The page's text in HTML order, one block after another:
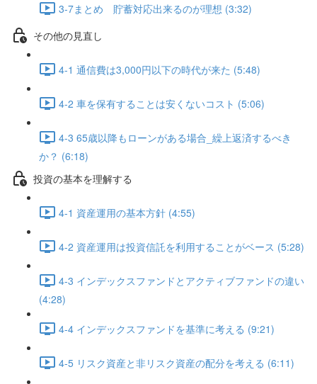
3-7まとめ 貯蓄対応出来るのが理想 (3:32)
その他の見直し
4-1 通信費は3,000円以下の時代が来た (5:48)
4-2 車を保有することは安くないコスト (5:06)
4-3 65歳以降もローンがある場合_繰上返済するべき
か？ (6:18)
投資の基本を理解する
4-1 資産運用の基本方針 (4:55)
4-2 資産運用は投資信託を利用することがベース (5:28)
4-3 インデックスファンドとアクティブファンドの違い
(4:28)
4-4 インデックスファンドを基準に考える (9:21)
4-5 リスク資産と非リスク資産の配分を考える (6:11)